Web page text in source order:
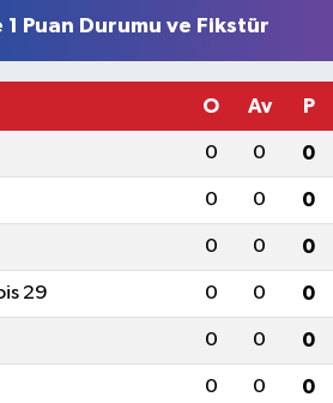
1 Puan Durumu ve Fikstür
O Av P
0 0 0
0 0 0
0 0 0
29 0 0 0
0 0 0
0 0 0
Durumu ve Fikstür